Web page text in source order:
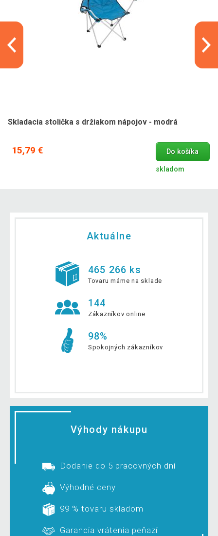
Skladacia stolička s držiakom nápojov - modrá
15,79 € Do košíka
skladom
Aktuálne
465 266 ks
Tovaru máme na sklade
144
Zákazníkov online
98%
Spokojných zákazníkov
Výhody nákupu
Dodanie do 5 pracovných dní
Výhodné ceny
99 % tovaru skladom
Garancia vrátenia peňazí